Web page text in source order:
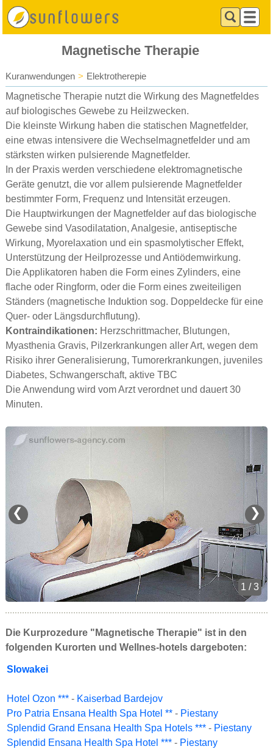
Magnetische Therapie
Kuranwendungen > Elektrotherepie
Magnetische Therapie nutzt die Wirkung des Magnetfeldes
auf biologisches Gewebe zu Heilzwecken.
Die kleinste Wirkung haben die statischen Magnetfelder,
eine etwas intensivere die Wechselmagnetfelder und am
stärksten wirken pulsierende Magnetfelder.
In der Praxis werden verschiedene elektromagnetische
Geräte genutzt, die vor allem pulsierende Magnetfelder
bestimmter Form, Frequenz und Intensität erzeugen.
Die Hauptwirkungen der Magnetfelder auf das biologische
Gewebe sind Vasodilatation, Analgesie, antiseptische
Wirkung, Myorelaxation und ein spasmolytischer Effekt,
Unterstützung der Heilprozesse und Antiödemwirkung.
Die Applikatoren haben die Form eines Zylinders, eine
flache oder Ringform, oder die Form eines zweiteiligen
Ständers (magnetische Induktion sog. Doppeldecke für eine
Quer- oder Längsdurchflutung).
Kontraindikationen: Herzschrittmacher, Blutungen,
Myasthenia Gravis, Pilzerkrankungen aller Art, wegen dem
Risiko ihrer Generalisierung, Tumorerkrankungen, juveniles
Diabetes, Schwangerschaft, aktive TBC
Die Anwendung wird vom Arzt verordnet und dauert 30
Minuten.
❮ ❯
1 / 3
Die Kurprozedure "Magnetische Therapie" ist in den
folgenden Kurorten und Wellnes-hotels dargeboten:
Slowakei
Hotel Ozon *** - Kaiserbad Bardejov
Pro Patria Ensana Health Spa Hotel ** - Piestany
Splendid Grand Ensana Health Spa Hotels *** - Piestany
Splendid Ensana Health Spa Hotel *** - Piestany